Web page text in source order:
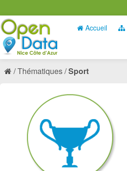
Accueil
Thématiques Sport